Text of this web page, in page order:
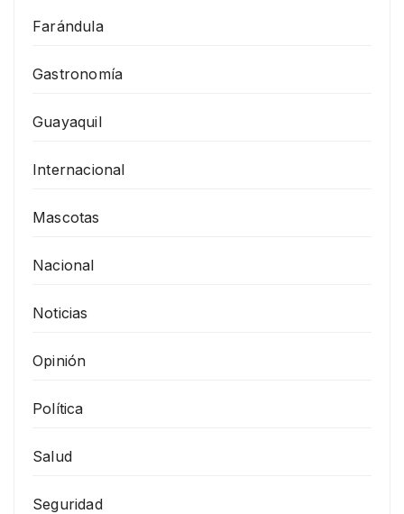
Farándula
Gastronomía
Guayaquil
Internacional
Mascotas
Nacional
Noticias
Opinión
Política
Salud
Seguridad